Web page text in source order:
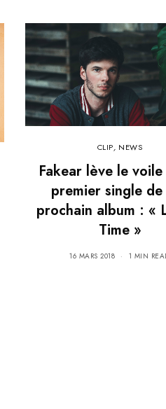
CLIP, NEWS
Fakear lève le
premier single de
prochain album : «
Time »
16 MARS 2018 1 MIN